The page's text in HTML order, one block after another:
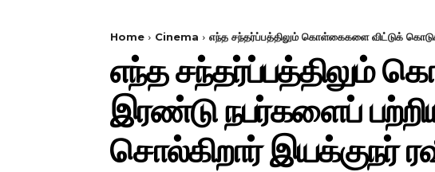
Home Cinema எந்த சந்தர்ப்பத்திலும் கொள்கைகளை விட்டுக்
எந்த சந்தர்ப்பத்திலும்
இரண்டு நபர்களைப்
சொல்கிறார் இயக்குநர்